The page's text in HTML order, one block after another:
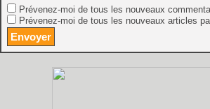
Prévenez-moi de tous les nouveaux
Prévenez-moi de tous les nouveaux articles